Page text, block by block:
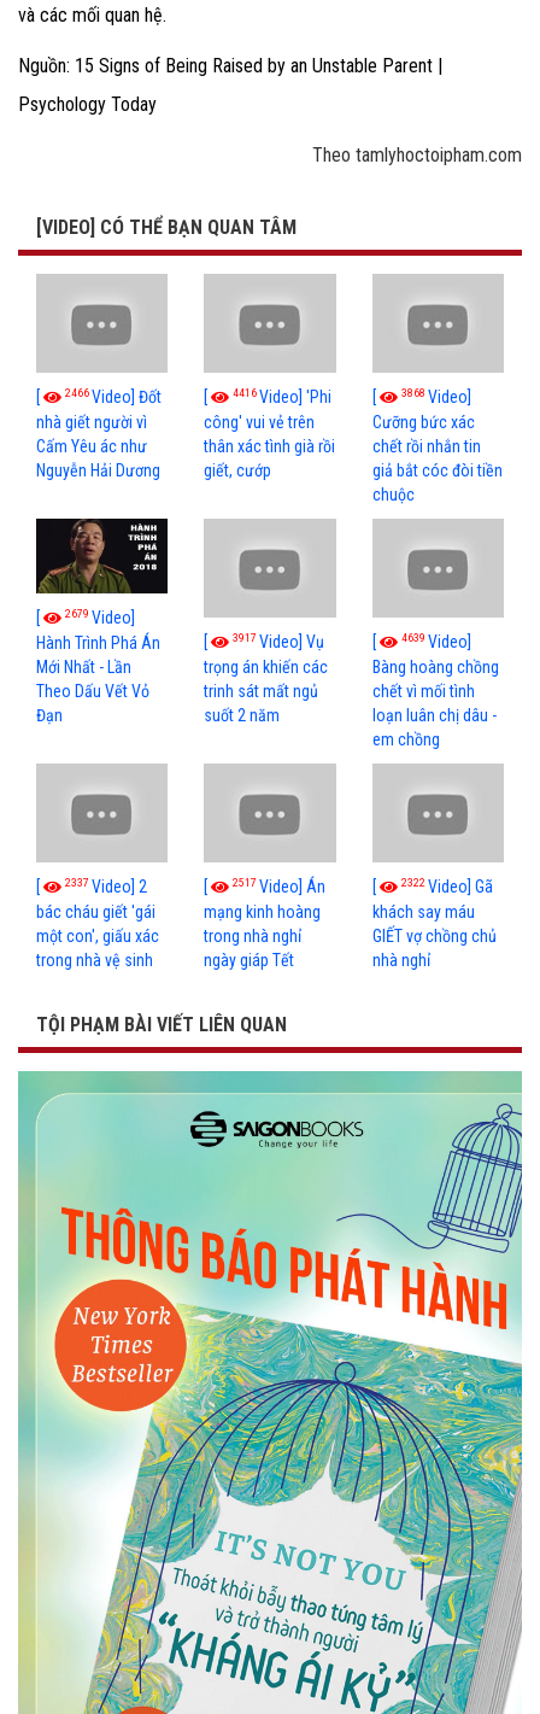
và các mối quan hệ.
Nguồn: 15 Signs of Being Raised by an Unstable Parent |
Psychology Today
Theo tamlyhoctoipham.com
[VIDEO] CÓ THỂ BẠN QUAN TÂM
[ 2466Video] Đốt
nhà giết người vì
Cấm Yêu ác như
Nguyễn Hải Dương
[ 4416Video] 'Phi
công' vui vẻ trên
thân xác tình già rồi
giết, cướp
[ 3868 Video]
Cưỡng bức xác
chết rồi nhắn tin
giả bắt cóc đòi tiền
chuộc
[ 2679 Video]
Hành Trình Phá Án
Mới Nhất - Lần
Theo Dấu Vết Vỏ
Đạn
[ 3917Video] Vụ
trọng án khiến các
trinh sát mất ngủ
suốt 2 năm
[ 4639 Video]
Bàng hoàng chồng
chết vì mối tình
loạn luân chị dâu -
em chồng
[ 2337 Video] 2
bác cháu giết 'gái
một con', giấu xác
trong nhà vệ sinh
[ 2517Video] Án
mạng kinh hoàng
trong nhà nghỉ
ngày giáp Tết
[ 2322Video] Gã
khách say máu
GIẾT vợ chồng chủ
nhà nghỉ
TỘI PHẠM BÀI VIẾT LIÊN QUAN